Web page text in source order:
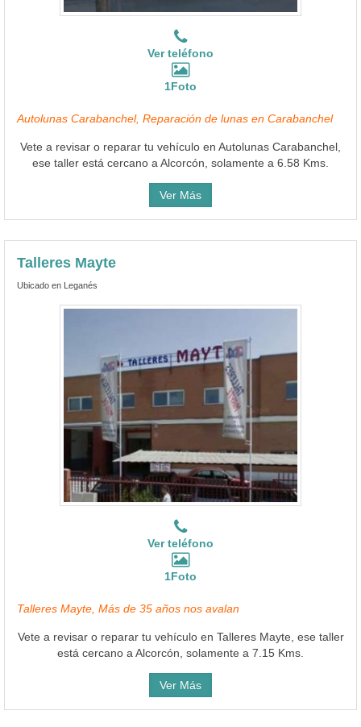
Ver teléfono
1Foto
Autolunas Carabanchel, Reparación de lunas en Carabanchel
Vete a revisar o reparar tu vehículo en Autolunas Carabanchel,
ese taller está cercano a Alcorcón, solamente a 6.58 Kms.
Ver Más
Talleres Mayte
Ubicado en Leganés
Ver teléfono
1Foto
Talleres Mayte, Más de 35 años nos avalan
Vete a revisar o reparar tu vehículo en Talleres Mayte, ese taller
está cercano a Alcorcón, solamente a 7.15 Kms.
Ver Más